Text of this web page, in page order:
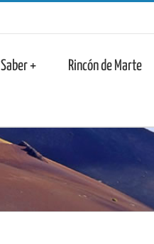
Saber + Rincón de Marte